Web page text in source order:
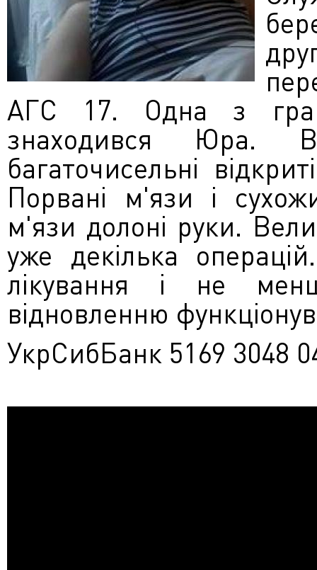
АГС 17. Одна з
знаходився Юра.
багаточисельні
Порвані м'язи і
м'язи долоні руки.
уже декілька
лікування і не
відновленню
УкрСибБанк 5169 3048